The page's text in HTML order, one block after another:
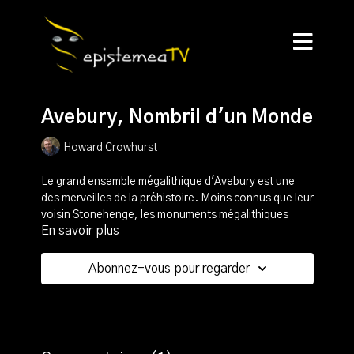
Avebury, Nombril d'un Monde
Howard Crowhurst
Le grand ensemble mégalithique d'Avebury est une
des merveilles de la préhistoire. Moins connus que leur
voisin Stonehenge, les monuments mégalithiques
d'Avebury s'imposent par leur taille et leur ancienneté.
Dans cette conférence qu'il a donnée en 2015,
Howard Crowhurst nous présente le plus grand cercle
En savoir plus
Abonnez-vous pour regarder